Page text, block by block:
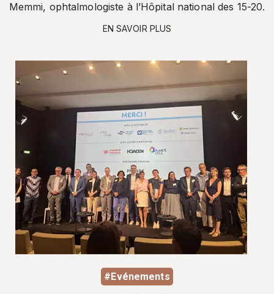
Memmi, ophtalmologiste à l’Hôpital national des 15-20.
EN SAVOIR PLUS
#Evénements